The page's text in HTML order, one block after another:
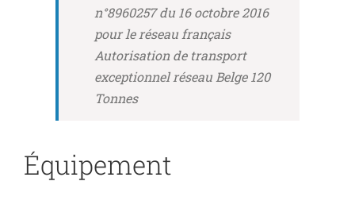
n°8960257 du 16 octobre 2016
pour le réseau français
Autorisation de transport
exceptionnel réseau Belge 120
Tonnes
Équipement